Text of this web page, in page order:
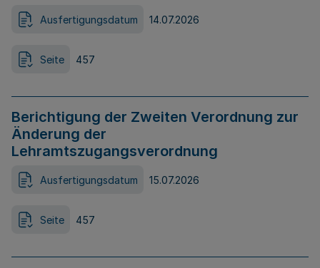
Ausfertigungsdatum 14.07.2026
Seite 457
Berichtigung der Zweiten Verordnung zur
Änderung der
Lehramtszugangsverordnung
Ausfertigungsdatum 15.07.2026
Seite 457